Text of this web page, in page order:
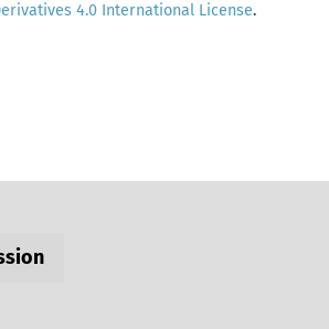
4.0 International License.